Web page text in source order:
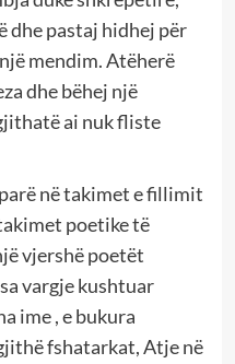
dhe pastaj hidhej për
mendim. Atëherë
dhe bëhej një
ai nuk fliste
në takimet e fillimit
poetike të
vjershë poetët
vargje kushtuar
ime , e bukura
fshatarkat, Atje në